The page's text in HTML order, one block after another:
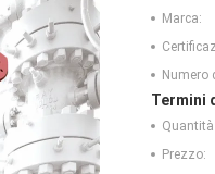
Marca:
Numero
Termini
Prezzo: